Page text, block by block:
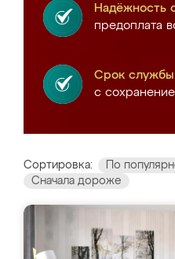
Надёжность
предоплата
Срок службы
с
Сортировка: По
Сначала дороже